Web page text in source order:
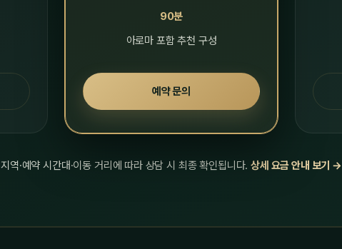
90분
아로마 포함 추천 구성
예약 문의
지역·예약 시간대·이동 거리에 따라 상담 시 최종 확인됩니다.상세 요금 안내 보기 →